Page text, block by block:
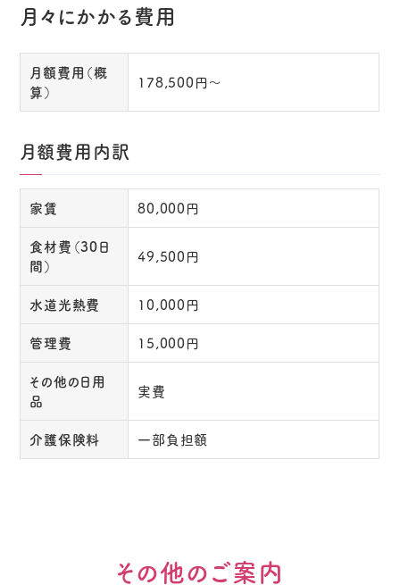
月々にかかる費用
月額費用（概
算）
178,500円～
月額費用内訳
家賃 80,000円
食材費（30日
間）
49,500円
水道光熱費 10,000円
管理費 15,000円
その他の日用
品
実費
介護保険料 一部負担額
その他のご案内